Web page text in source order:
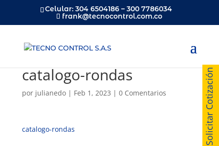
Celular: 304 6504186 – 300 7786034
frank@tecnocontrol.com.co
catalogo-rondas
por julianedo| Feb 1, 2023 | 0 Comentarios
catalogo-rondas Solicitar Cotización